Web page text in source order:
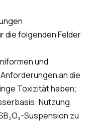
die folgenden Felder
und
an die
Toxizität haben;
Nutzung
Suspension zu